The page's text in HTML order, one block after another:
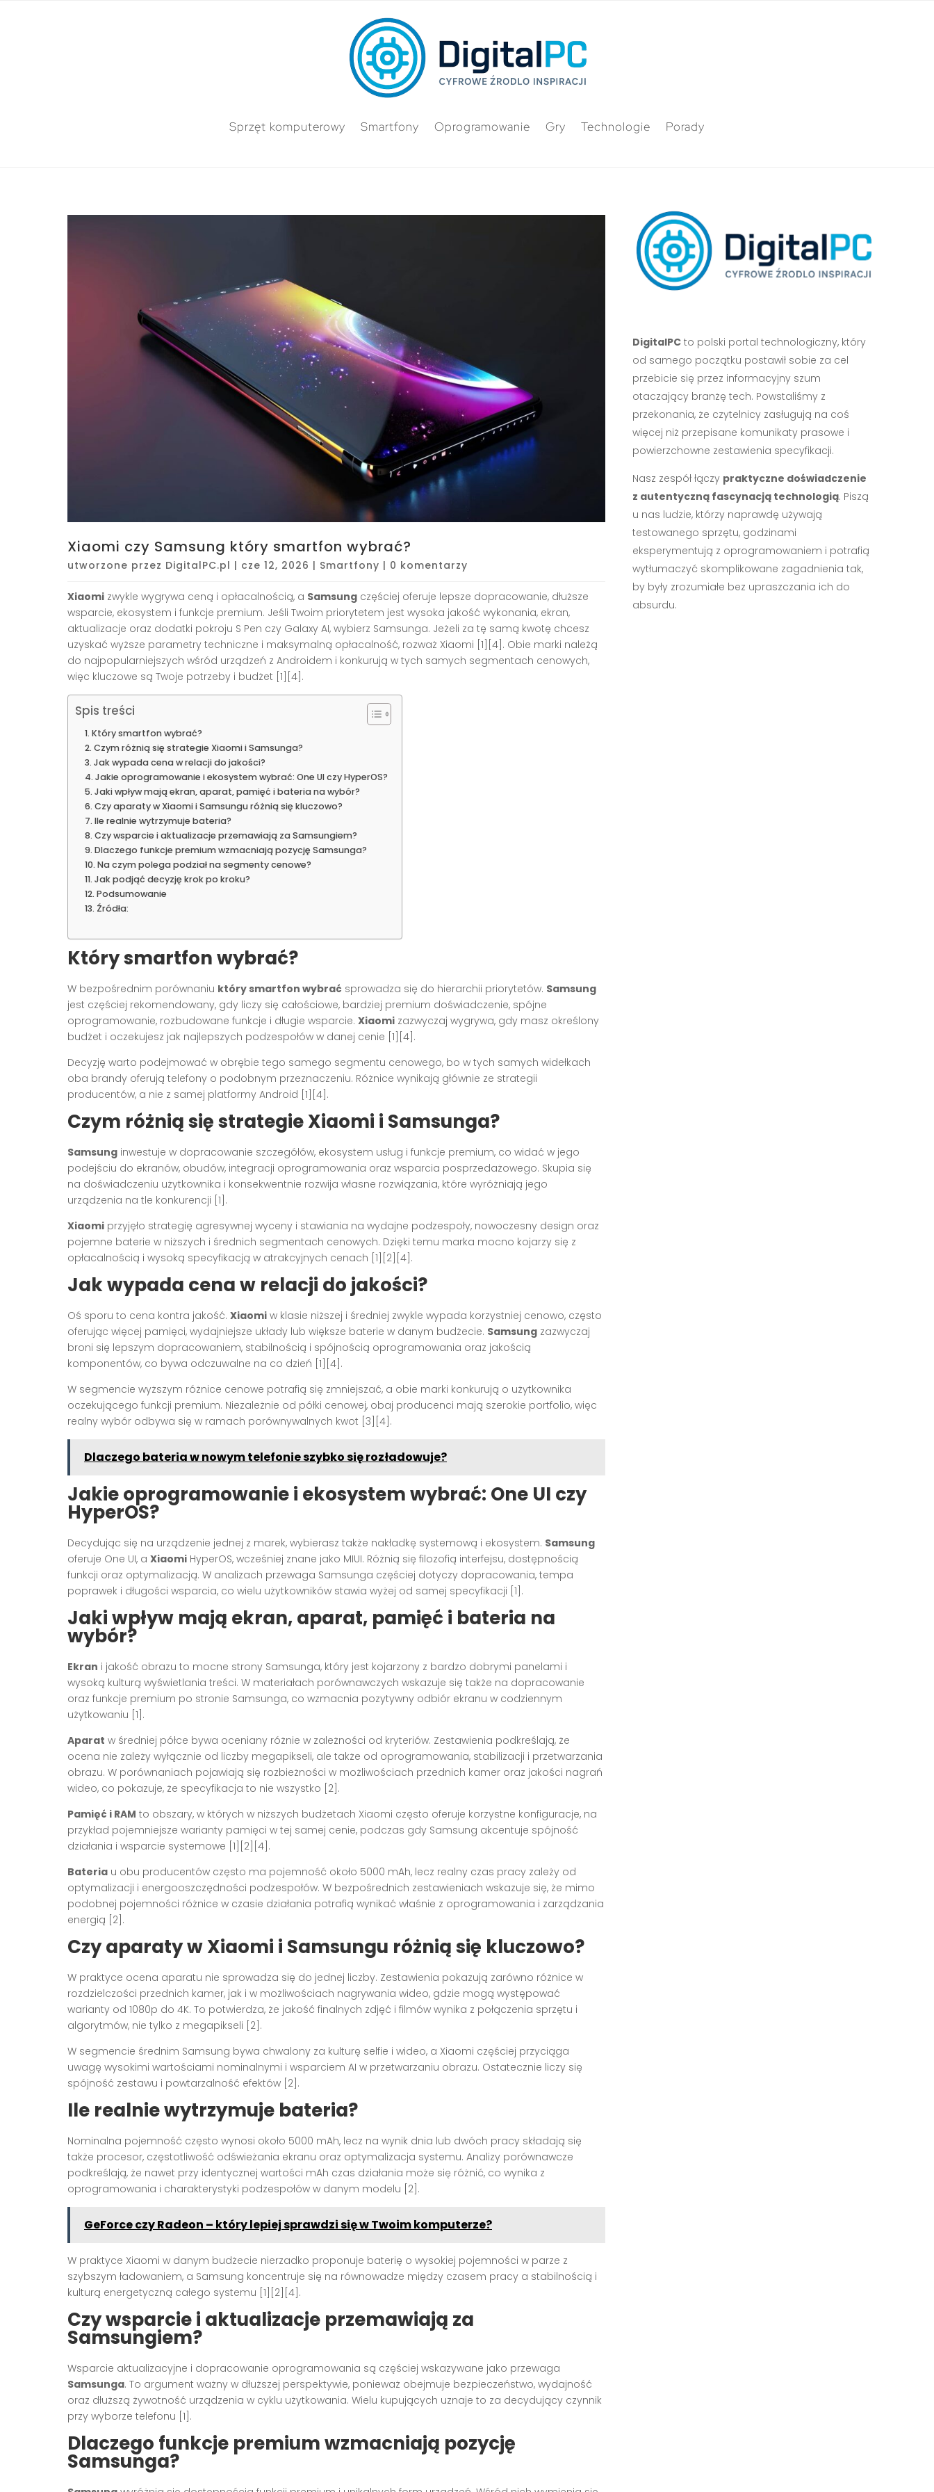
Sprzęt komputerowy Smartfony Oprogramowanie Gry Technologie Porady
Xiaomi czy Samsung który smartfon wybrać?
utworzone przez DigitalPC.pl | cze 12, 2026 | Smartfony | 0 komentarzy
Xiaomi zwykle wygrywa ceną i opłacalnością, a Samsung częściej oferuje lepsze dopracowanie, dłuższe
wsparcie, ekosystem i funkcje premium. Jeśli Twoim priorytetem jest wysoka jakość wykonania, ekran,
aktualizacje oraz dodatki pokroju S Pen czy Galaxy AI, wybierz Samsunga. Jeżeli za tę samą kwotę chcesz
uzyskać wyższe parametry techniczne i maksymalną opłacalność, rozważ Xiaomi [1][4]. Obie marki należą
do najpopularniejszych wśród urządzeń z Androidem i konkurują w tych samych segmentach cenowych,
więc kluczowe są Twoje potrzeby i budżet [1][4].
Spis treści
Który smartfon wybrać?
Czym różnią się strategie Xiaomi i Samsunga?
Jak wypada cena w relacji do jakości?
Jakie oprogramowanie i ekosystem wybrać: One UI czy HyperOS?
Jaki wpływ mają ekran, aparat, pamięć i bateria na wybór?
Czy aparaty w Xiaomi i Samsungu różnią się kluczowo?
Ile realnie wytrzymuje bateria?
Czy wsparcie i aktualizacje przemawiają za Samsungiem?
Dlaczego funkcje premium wzmacniają pozycję Samsunga?
Na czym polega podział na segmenty cenowe?
Jak podjąć decyzję krok po kroku?
Podsumowanie
Źródła:
Który smartfon wybrać?
W bezpośrednim porównaniu który smartfon wybrać sprowadza się do hierarchii priorytetów. Samsung
jest częściej rekomendowany, gdy liczy się całościowe, bardziej premium doświadczenie, spójne
oprogramowanie, rozbudowane funkcje i długie wsparcie. Xiaomi zazwyczaj wygrywa, gdy masz określony
budżet i oczekujesz jak najlepszych podzespołów w danej cenie [1][4].
Decyzję warto podejmować w obrębie tego samego segmentu cenowego, bo w tych samych widełkach
oba brandy oferują telefony o podobnym przeznaczeniu. Różnice wynikają głównie ze strategii
producentów, a nie z samej platformy Android [1][4].
Czym różnią się strategie Xiaomi i Samsunga?
Samsung inwestuje w dopracowanie szczegółów, ekosystem usług i funkcje premium, co widać w jego
podejściu do ekranów, obudów, integracji oprogramowania oraz wsparcia posprzedażowego. Skupia się
na doświadczeniu użytkownika i konsekwentnie rozwija własne rozwiązania, które wyróżniają jego
urządzenia na tle konkurencji [1].
Xiaomi przyjęło strategię agresywnej wyceny i stawiania na wydajne podzespoły, nowoczesny design oraz
pojemne baterie w niższych i średnich segmentach cenowych. Dzięki temu marka mocno kojarzy się z
opłacalnością i wysoką specyfikacją w atrakcyjnych cenach [1][2][4].
Jak wypada cena w relacji do jakości?
Oś sporu to cena kontra jakość. Xiaomi w klasie niższej i średniej zwykle wypada korzystniej cenowo, często
oferując więcej pamięci, wydajniejsze układy lub większe baterie w danym budżecie. Samsung zazwyczaj
broni się lepszym dopracowaniem, stabilnością i spójnością oprogramowania oraz jakością
komponentów, co bywa odczuwalne na co dzień [1][4].
W segmencie wyższym różnice cenowe potrafią się zmniejszać, a obie marki konkurują o użytkownika
oczekującego funkcji premium. Niezależnie od półki cenowej, obaj producenci mają szerokie portfolio, więc
realny wybór odbywa się w ramach porównywalnych kwot [3][4].
Dlaczego bateria w nowym telefonie szybko się rozładowuje?
Jakie oprogramowanie i ekosystem wybrać: One UI czy
HyperOS?
Decydując się na urządzenie jednej z marek, wybierasz także nakładkę systemową i ekosystem. Samsung
oferuje One UI, a Xiaomi HyperOS, wcześniej znane jako MIUI. Różnią się filozofią interfejsu, dostępnością
funkcji oraz optymalizacją. W analizach przewaga Samsunga częściej dotyczy dopracowania, tempa
poprawek i długości wsparcia, co wielu użytkowników stawia wyżej od samej specyfikacji [1].
Jaki wpływ mają ekran, aparat, pamięć i bateria na
wybór?
Ekran i jakość obrazu to mocne strony Samsunga, który jest kojarzony z bardzo dobrymi panelami i
wysoką kulturą wyświetlania treści. W materiałach porównawczych wskazuje się także na dopracowanie
oraz funkcje premium po stronie Samsunga, co wzmacnia pozytywny odbiór ekranu w codziennym
użytkowaniu [1].
Aparat w średniej półce bywa oceniany różnie w zależności od kryteriów. Zestawienia podkreślają, że
ocena nie zależy wyłącznie od liczby megapikseli, ale także od oprogramowania, stabilizacji i przetwarzania
obrazu. W porównaniach pojawiają się rozbieżności w możliwościach przednich kamer oraz jakości nagrań
wideo, co pokazuje, że specyfikacja to nie wszystko [2].
Pamięć i RAM to obszary, w których w niższych budżetach Xiaomi często oferuje korzystne konfiguracje, na
przykład pojemniejsze warianty pamięci w tej samej cenie, podczas gdy Samsung akcentuje spójność
działania i wsparcie systemowe [1][2][4].
Bateria u obu producentów często ma pojemność około 5000 mAh, lecz realny czas pracy zależy od
optymalizacji i energooszczędności podzespołów. W bezpośrednich zestawieniach wskazuje się, że mimo
podobnej pojemności różnice w czasie działania potrafią wynikać właśnie z oprogramowania i zarządzania
energią [2].
Czy aparaty w Xiaomi i Samsungu różnią się kluczowo?
W praktyce ocena aparatu nie sprowadza się do jednej liczby. Zestawienia pokazują zarówno różnice w
rozdzielczości przednich kamer, jak i w możliwościach nagrywania wideo, gdzie mogą występować
warianty od 1080p do 4K. To potwierdza, że jakość finalnych zdjęć i filmów wynika z połączenia sprzętu i
algorytmów, nie tylko z megapikseli [2].
W segmencie średnim Samsung bywa chwalony za kulturę selfie i wideo, a Xiaomi częściej przyciąga
uwagę wysokimi wartościami nominalnymi i wsparciem AI w przetwarzaniu obrazu. Ostatecznie liczy się
spójność zestawu i powtarzalność efektów [2].
Ile realnie wytrzymuje bateria?
Nominalna pojemność często wynosi około 5000 mAh, lecz na wynik dnia lub dwóch pracy składają się
także procesor, częstotliwość odświeżania ekranu oraz optymalizacja systemu. Analizy porównawcze
podkreślają, że nawet przy identycznej wartości mAh czas działania może się różnić, co wynika z
oprogramowania i charakterystyki podzespołów w danym modelu [2].
GeForce czy Radeon – który lepiej sprawdzi się w Twoim komputerze?
W praktyce Xiaomi w danym budżecie nierzadko proponuje baterię o wysokiej pojemności w parze z
szybszym ładowaniem, a Samsung koncentruje się na równowadze między czasem pracy a stabilnością i
kulturą energetyczną całego systemu [1][2][4].
Czy wsparcie i aktualizacje przemawiają za
Samsungiem?
Wsparcie aktualizacyjne i dopracowanie oprogramowania są częściej wskazywane jako przewaga
Samsunga. To argument ważny w dłuższej perspektywie, ponieważ obejmuje bezpieczeństwo, wydajność
oraz dłuższą żywotność urządzenia w cyklu użytkowania. Wielu kupujących uznaje to za decydujący czynnik
przy wyborze telefonu [1].
Dlaczego funkcje premium wzmacniają pozycję
Samsunga?
DigitalPCto polski portal technologiczny, który
od samego początku postawił sobie za cel
przebicie się przez informacyjny szum
otaczający branżę tech. Powstaliśmy z
przekonania, że czytelnicy zasługują na coś
więcej niż przepisane komunikaty prasowe i
powierzchowne zestawienia specyfikacji.
Nasz zespół łączy praktyczne doświadczenie
z autentyczną fascynacją technologią. Piszą
u nas ludzie, którzy naprawdę używają
testowanego sprzętu, godzinami
eksperymentują z oprogramowaniem i potrafią
wytłumaczyć skomplikowane zagadnienia tak,
by były zrozumiałe bez upraszczania ich do
absurdu.